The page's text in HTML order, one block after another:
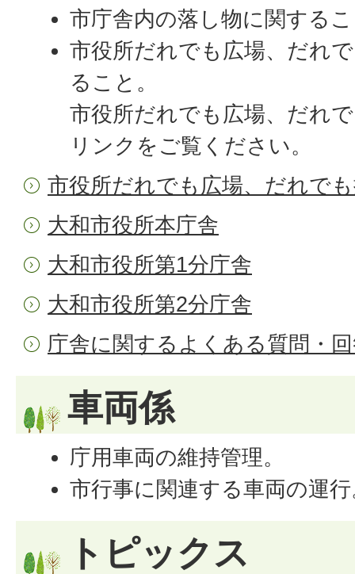
市庁舎内の落し物に関する
市役所だれでも広場、だれ
ること。
市役所だれでも広場、だれ
リンクをご覧ください。
市役所だれでも広場、だれで
大和市役所本庁舎
大和市役所第1分庁舎
大和市役所第2分庁舎
庁舎に関するよくある質問・
車両係
庁用車両の維持管理。
市行事に関連する車両の運
トピックス